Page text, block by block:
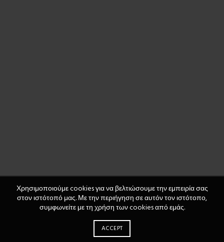
Χρησιμοποιούμε cookies για να βελτιώσουμε την εμπειρία σας
στον ιστότοπό μας. Με την περιήγηση σε αυτόν τον ιστότοπο,
συμφωνείτε με τη χρήση των cookies από εμάς.
ACCEPT